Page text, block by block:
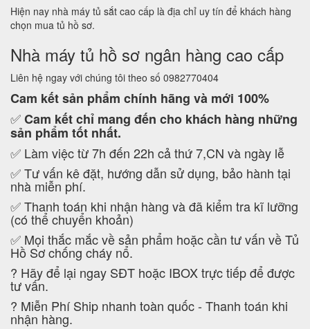
Hiện nay nhà máy tủ sắt cao cấp là địa chỉ uy tín để khách hàng
chọn mua tủ hồ sơ.
Nhà máy tủ hồ sơ ngân hàng cao cấp
Liên hệ ngay với chúng tôi theo số 0982770404
Cam kếtsản phẩm chính hãng và mới 100%
✅Cam kếtchỉ mang đến cho khách hàng những
sản phẩm tốt nhất.
✅ Làm việc từ 7h đến 22h cả thứ 7,CN và ngày lễ
✅ Tư vấn kê đặt, hướng dẫn sử dụng, bảo hành tại
nhà miễn phí.
✅ Thanh toán khi nhận hàng và đã kiểm tra kĩ lưỡng
(có thể chuyển khoản)
✅ Mọi thắc mắc về sản phẩm hoặc cần tư vấn về Tủ
Hồ Sơ chống cháy nổ.
? Hãy để lại ngay SĐT hoặc IBOX trực tiếp để được
tư vấn.
? Miễn Phí Ship nhanh toàn quốc - Thanh toán khi
nhận hàng.